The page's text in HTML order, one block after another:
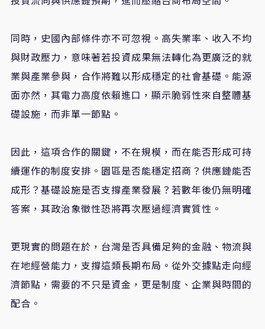
同時，史國內部條件亦不可忽視。高失業率、收入不均
與財政壓力，意味著若投資成果無法轉化為更廣泛的就
業與產業參與，合作將難以形成穩定的社會基礎。能源
面亦然，其電力高度依賴進口，顯示脆弱性來自整體基
礎設施，而非單一節點。
因此，這項合作的關鍵，不在規模，而在能否形成可持
續運作的制度安排。園區是否能穩定招商？供應鏈能否
成形？基礎設施是否支撐產業發展？若數年後仍無明確
答案，其政治象徵性恐將再次壓過經濟實質性。
更現實的問題在於，台灣是否具備足夠的金融、物流與
在地經營能力，支撐這類長期布局。從外交據點走向經
濟節點，需要的不只是資金，更是制度、企業與時間的
配合。